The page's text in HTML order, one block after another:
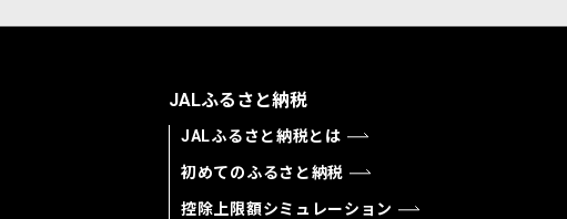
JALふるさと納税
JALふるさと納税とは
初めてのふるさと納税
控除上限額シミュレーション